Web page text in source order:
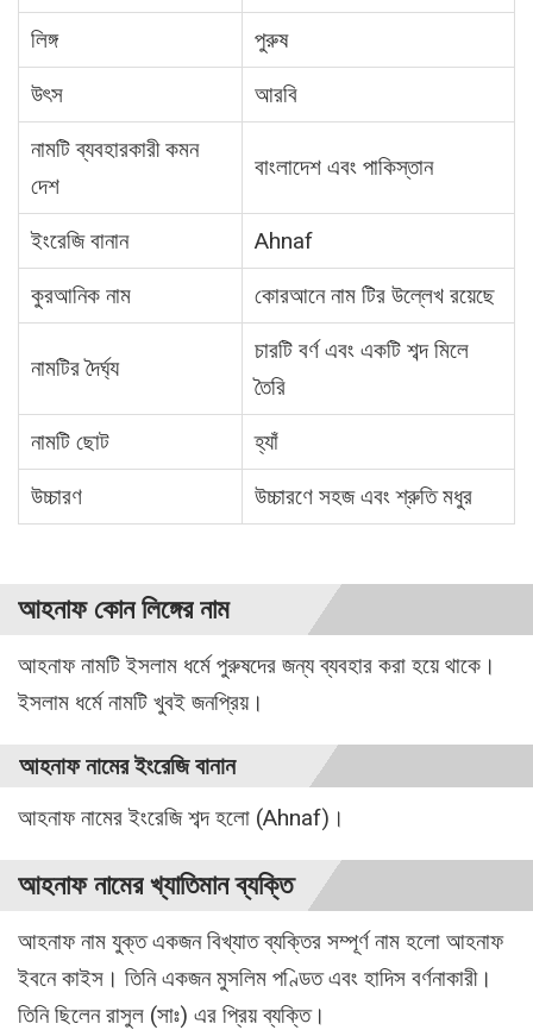
লিঙ্গ
পুরুষ
উৎস
আরবি
নামটি ব্যবহারকারী কমন
দেশ
বাংলাদেশ এবং পাকিস্তান
ইংরেজি বানান
Ahnaf
কুরআনিক নাম
কোরআনে নাম টির উল্লেখ রয়েছে
নামটির দৈর্ঘ্য
চারটি বর্ণ এবং একটি শব্দ মিলে
তৈরি
নামটি ছোট
হ্যাঁ
উচ্চারণ
উচ্চারণে সহজ এবং শ্রুতি মধুর
আহনাফ কোন লিঙ্গের নাম
আহনাফ নামটি ইসলাম ধর্মে পুরুষদের জন্য ব্যবহার করা হয়ে থাকে।
ইসলাম ধর্মে নামটি খুবই জনপ্রিয়।
আহনাফ নামের ইংরেজি বানান
আহনাফ নামের ইংরেজি শব্দ হলো (Ahnaf)।
আহনাফ নামের খ্যাতিমান ব্যক্তি
আহনাফ নাম যুক্ত একজন বিখ্যাত ব্যক্তির সম্পূর্ণ নাম হলো আহনাফ
ইবনে কাইস। তিনি একজন মুসলিম পণ্ডিত এবং হাদিস বর্ণনাকারী।
তিনি ছিলেন রাসুল (সাঃ) এর প্রিয় ব্যক্তি।